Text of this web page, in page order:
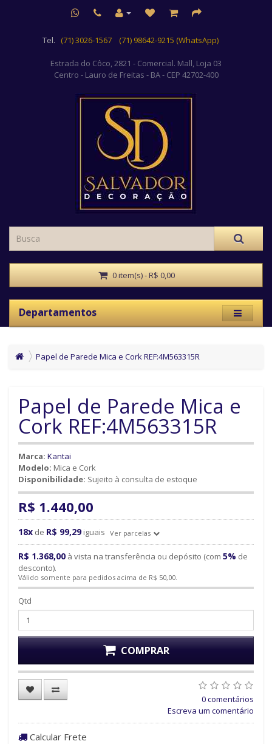
Tel. (71) 3026-1567 (71) 98642-9215 (WhatsApp)
Estrada do Côco, 2821 - Comercial. Mall, Loja 03
Centro - Lauro de Freitas - BA - CEP 42702-400
0 item(s) - R$ 0,00
Departamentos
Papel de Parede Mica e Cork REF:4M563315R
Papel de Parede Mica e
Cork REF:4M563315R
Marca: Kantai
Modelo: Mica e Cork
Disponibilidade: Sujeito à consulta de estoque
R$ 1.440,00
18x de R$ 99,29 iguais Ver parcelas
R$ 1.368,00 à vista na transferência ou depósito (com 5% de
desconto).
Válido somente para pedidos acima de R$ 50,00.
Qtd
COMPRAR
0 comentários
Escreva um comentário
Calcular Frete